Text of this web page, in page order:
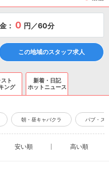
： 0 円／60分
この地域のスタッフ求人
ト
ング
新着・日記
ホットニュース
朝・昼キャバクラ パブ・ス
安い順 高い順